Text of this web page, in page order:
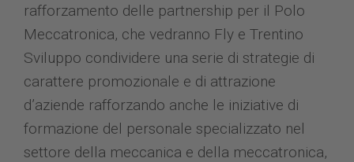
rafforzamento delle partnership per il Polo
Meccatronica, che vedranno Fly e Trentino
Sviluppo condividere una serie di strategie di
carattere promozionale e di attrazione
d’aziende rafforzando anche le iniziative di
formazione del personale specializzato nel
settore della meccanica e della meccatronica,